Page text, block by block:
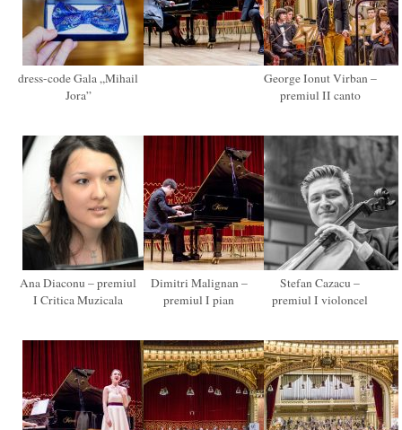
dress-code Gala „Mihail
Jora”
George Ionut Virban –
premiul II canto
Ana Diaconu – premiul
I Critica Muzicala
Dimitri Malignan –
premiul I pian
Stefan Cazacu –
premiul I violoncel